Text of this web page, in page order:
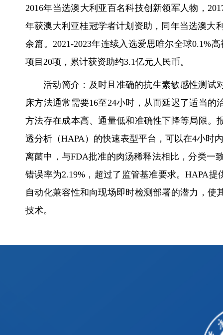
2016年当选澳大利亚百名科技创新领军人物，
年获澳大利亚桂冠学者计划资助，同年当选澳大
余篇。2021-2023年连续入选爱思唯尔全球0.1%
项目20项，累计获资助约3.1亿元人民币。
活动简介：及时且准确的抗生素敏感性测试
床方法通常需要16至24小时，从而延迟了适当
方法存在成本高、通量低和准确性下降等局限。
透分析（HAPA）的快速表型平台，可以在4小时
离菌中，与FDA批准的肉汤稀释法相比，分类一
错误率为2.19%，超过了监管基准要求。HAPA
自动化兼容性和向现场即时检测部署的潜力，
技术。